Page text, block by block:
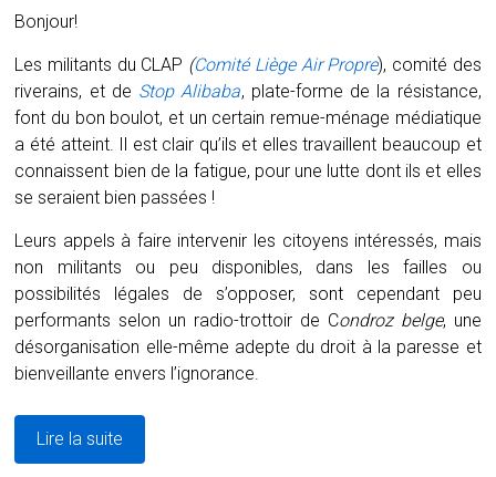
Bonjour!
Les militants du CLAP (Comité Liège Air Propre), comité des
riverains, et de Stop Alibaba, plate-forme de la résistance,
font du bon boulot, et un certain remue-ménage médiatique
a été atteint. Il est clair qu’ils et elles travaillent beaucoup et
connaissent bien de la fatigue, pour une lutte dont ils et elles
se seraient bien passées !
Leurs appels à faire intervenir les citoyens intéressés, mais
non militants ou peu disponibles, dans les failles ou
possibilités légales de s’opposer, sont cependant peu
performants selon un radio-trottoir de Condroz belge, une
désorganisation elle-même adepte du droit à la paresse et
bienveillante envers l’ignorance.
Lire la suite